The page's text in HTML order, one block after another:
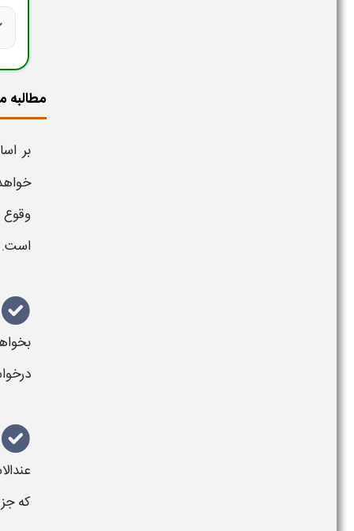
مطالبه
بر
وقوع
است.
که